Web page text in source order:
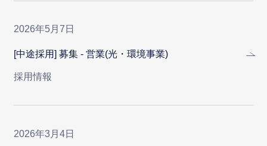
2026年5月7日
[中途採用] 募集 - 営業(光・環境事業)
採用情報
2026年3月4日